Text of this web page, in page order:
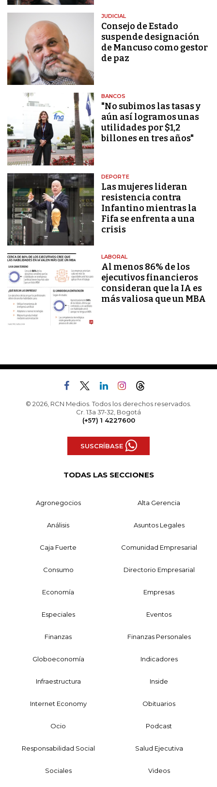
JUDICIAL
Consejo de Estado
suspende designación
de Mancuso como gestor
de paz
BANCOS
"No subimos las tasas y
aún así logramos unas
utilidades por $1,2
billones en tres años"
DEPORTE
Las mujeres lideran
resistencia contra
Infantino mientras la
Fifa se enfrenta a una
crisis
LABORAL
Al menos 86% de los
ejecutivos financieros
consideran que la IA es
más valiosa que un MBA
© 2026, RCN Medios. Todos los derechos reservados.
Cr. 13a 37-32, Bogotá
(+57) 1 4227600
SUSCRÍBASE
TODAS LAS SECCIONES
Agronegocios Alta Gerencia
Análisis Asuntos Legales
Caja Fuerte Comunidad Empresarial
Consumo Directorio Empresarial
Economía Empresas
Especiales Eventos
Finanzas Finanzas Personales
Globoeconomía Indicadores
Infraestructura Inside
Internet Economy Obituarios
Ocio Podcast
Responsabilidad Social Salud Ejecutiva
Sociales Videos